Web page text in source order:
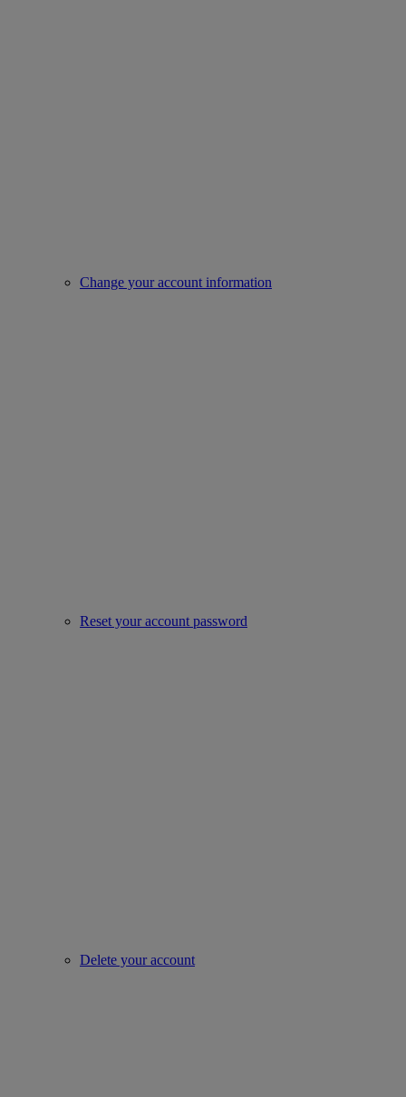
Change your account information
Reset your account password
Delete your account